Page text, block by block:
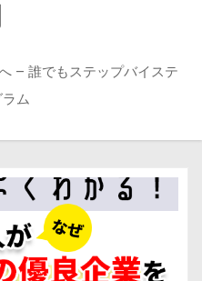
– 誰でもステップバイステ
ム